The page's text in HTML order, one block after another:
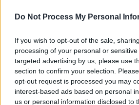
Do Not Process My Personal
If you wish to opt-out of the sale,
processing of your personal or
targeted advertising by us, please use
section to confirm your selection.
opt-out request is processed you may
interest-based ads based on personal
us or personal information disclosed to
ασφάλειαςπου τίθενται από
από ανήλικους.
Το βίντεο